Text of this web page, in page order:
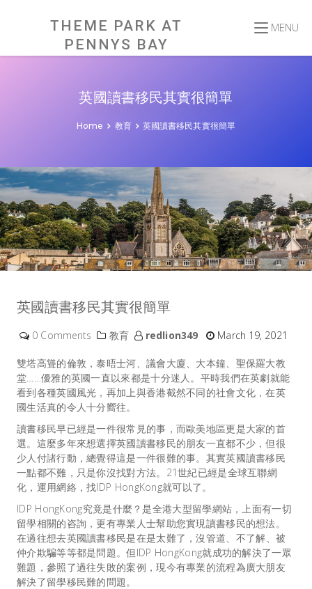
THEME PARK AT
PENNYS BAY
MENU
英國讀書移民其實很簡單
Home 教育 英國讀書移民其實很簡單
英國讀書移民其實很簡單
0 Comments 教育 redlion349 March 19, 2021
雙塔高聳的倫敦，泰晤士河、議會大廈、大本鐘、聖保羅大教
堂……優雅的英國一直以來都是十分迷人。平時我們在英劇就能
看到各種英國風光，再加上與香港截然不同的社會文化，在英
國生活真的令人十分嚮往。
讀書移民早已經是一件很常見的事，而歐美地區更是大家的首
選。這麼多年來想選擇英國讀書移民的朋友一直都不少，但很
少人付諸行動，總覺得這是一件很難的事。其實英國讀書移民
一點都不難，只是你沒找對方法。21世紀已經是全球互聯網
化，運用網絡，找IDP HongKong就可以了。
IDP HongKong究竟是什麼？是全港大型留學網站，上面有一切
留學相關的咨詢，更有專業人士幫助您實現讀書移民的想法。
在過往想去英國讀書移民是在是太難了，沒管道、不了解、被
仲介欺騙等等都是問題。但IDP HongKong就成功的解決了一眾
難題，參照了過往失敗的案例，現今有專業的流程為廣大朋友
解決了留學移民難的問題。